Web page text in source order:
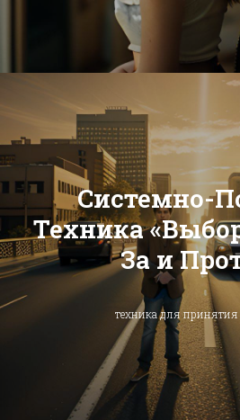
Системно-
Техника
За и
техника для